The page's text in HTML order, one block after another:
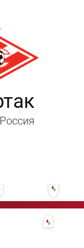
68' Рохер Гарсия - Санти Касорла